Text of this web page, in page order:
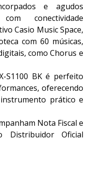
e agudos
conectividade
Casio Music Space,
com 60 músicas,
como Chorus e
S1100 BK é perfeito
oferecendo
prático e
Nota Fiscal e
Distribuidor Oficial